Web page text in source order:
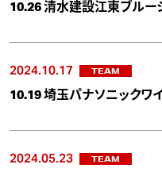
10.26 清水建設江東ブルー
2024.10.17 TEAM
10.19 埼玉パナソニックワ
2024.05.23 TEAM